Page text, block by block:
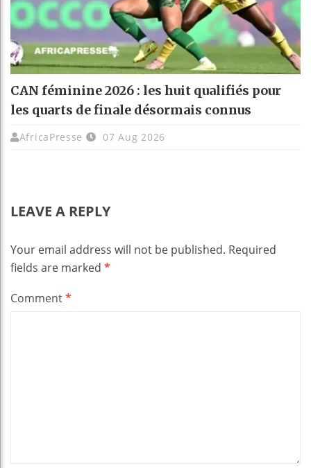
CAN féminine 2026 : les huit qualifiés pour
les quarts de finale désormais connus
AfricaPresse 07 Aug 2026
LEAVE A REPLY
Your email address will not be published. Required
fields are marked *
Comment*